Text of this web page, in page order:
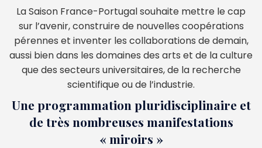
La Saison France-Portugal souhaite mettre le cap
sur l’avenir, construire de nouvelles coopérations
pérennes et inventer les collaborations de demain,
aussi bien dans les domaines des arts et de la culture
que des secteurs universitaires, de la recherche
scientifique ou de l’industrie.
Une programmation pluridisciplinaire et
de très nombreuses manifestations
« miroirs »